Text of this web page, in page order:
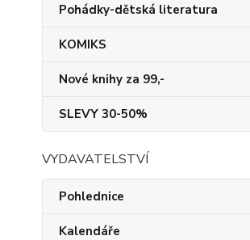
Pohádky-dětská literatura
KOMIKS
Nové knihy za 99,-
SLEVY 30-50%
VYDAVATELSTVÍ
Pohlednice
Kalendáře